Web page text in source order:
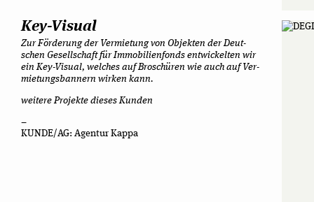
Key-Visual
Zur För­de­rung der Ver­mie­tung von Objek­ten der Deut­
schen Gesell­schaft für Immo­bi­li­en­fonds ent­wi­ckel­ten wir
ein Key-Visual, wel­ches auf Bro­schü­ren wie auch auf Ver­
mie­tungs­ban­nern wir­ken kann.
wei­tere Pro­jekte die­ses Kunden
–
KUNDE/AG: Agen­tur Kappa